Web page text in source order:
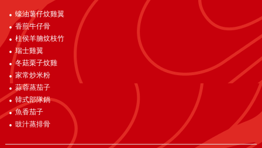
蠔油薯仔炆雞翼
香煎牛仔骨
柱侯羊腩炆枝竹
瑞士雞翼
冬菇栗子炆雞
家常炒米粉
蒜蓉蒸茄子
韓式部隊鍋
魚香茄子
豉汁蒸排骨